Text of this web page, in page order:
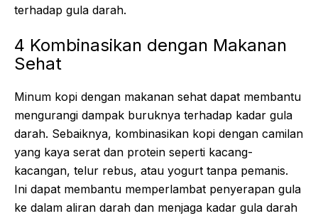
terhadap gula darah.
4 Kombinasikan dengan Makanan
Sehat
Minum kopi dengan makanan sehat dapat membantu
mengurangi dampak buruknya terhadap kadar gula
darah. Sebaiknya, kombinasikan kopi dengan camilan
yang kaya serat dan protein seperti kacang-
kacangan, telur rebus, atau yogurt tanpa pemanis.
Ini dapat membantu memperlambat penyerapan gula
ke dalam aliran darah dan menjaga kadar gula darah